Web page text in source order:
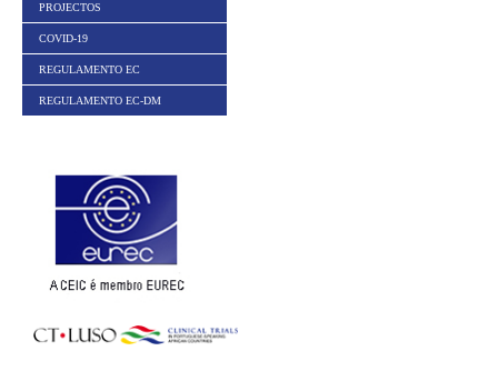
PROJECTOS
COVID-19
REGULAMENTO EC
REGULAMENTO EC-DM